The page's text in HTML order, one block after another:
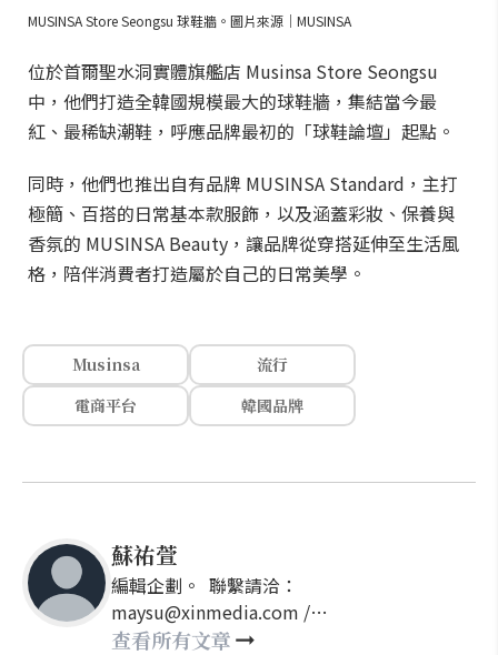
MUSINSA Store Seongsu 球鞋牆。圖片來源｜MUSINSA
位於首爾聖水洞實體旗艦店 Musinsa Store Seongsu
中，他們打造全韓國規模最大的球鞋牆，集結當今最
紅、最稀缺潮鞋，呼應品牌最初的「球鞋論壇」起點。
同時，他們也推出自有品牌 MUSINSA Standard，主打
極簡、百搭的日常基本款服飾，以及涵蓋彩妝、保養與
香氛的 MUSINSA Beauty，讓品牌從穿搭延伸至生活風
格，陪伴消費者打造屬於自己的日常美學。
Musinsa
流行
電商平台
韓國品牌
蘇祐萱
編輯企劃。 聯繫請洽：
maysu@xinmedia.com /
may860527@gmail.com
查看所有文章